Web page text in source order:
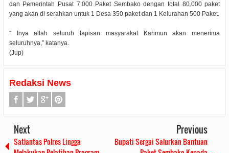
dan Pemerintah Pusat 7.000 Paket Sembako dengan total 80.000 paket
yang akan di serahkan untuk 1 Desa 350 paket dan 1 Kelurahan 500 Paket.
“ Inya allah seluruh lapisan masyarakat Karimun akan menerima
seluruhnya,” katanya.
(Jup)
Redaksi News
Next
Satlantas Polres Lingga
Previous
Bupati Sergai Salurkan Bantuan